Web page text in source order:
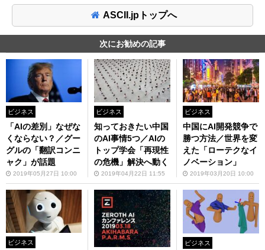
ASCII.jpトップへ
次にお勧めの記事
ビジネス
「AIの差別」なぜな
くならない？／グー
グルの「翻訳コンニ
ャク」が話題
2019年05月27日 10:00
ビジネス
知っておきたい中国
のAI事情5つ／AIの
トップ学会「再現性
の危機」解決へ動く
2019年04月22日 11:55
ビジネス
中国にAI開発競争で
勝つ方法／世界を変
えた「ローテクなイ
ノベーション」
2019年03月20日 10:00
ビジネス ビジネス